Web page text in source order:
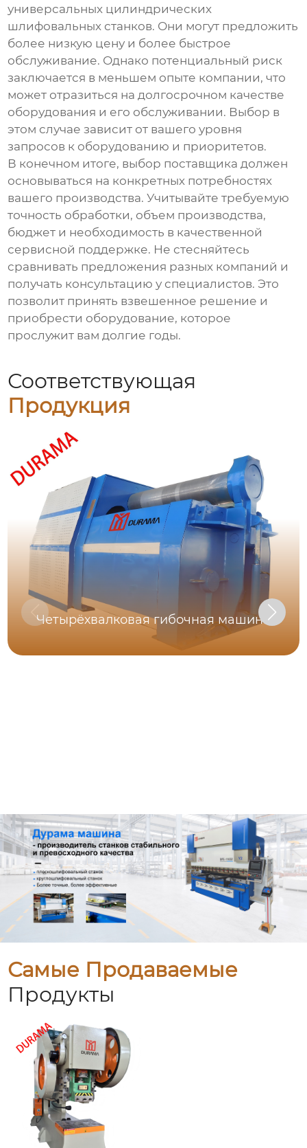
универсальных цилиндрических
шлифовальных станков. Они могут предложить
более низкую цену и более быстрое
обслуживание. Однако потенциальный риск
заключается в меньшем опыте компании, что
может отразиться на долгосрочном качестве
оборудования и его обслуживании. Выбор в
этом случае зависит от вашего уровня
запросов к оборудованию и приоритетов.
В конечном итоге, выбор поставщика должен
основываться на конкретных потребностях
вашего производства. Учитывайте требуемую
точность обработки, объем производства,
бюджет и необходимость в качественной
сервисной поддержке. Не стесняйтесь
сравнивать предложения разных компаний и
получать консультацию у специалистов. Это
позволит принять взвешенное решение и
приобрести оборудование, которое
прослужит вам долгие годы.
Соответствующая
Продукция
Четырёхвалковая гибочная машина
Самые Продаваемые
Продукты